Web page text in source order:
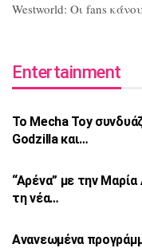
Westworld: Οι fans
Entertainment
Το Mecha Toy
Godzilla και…
“Αρένα” με την
τη νέα…
Ανανεωμένα